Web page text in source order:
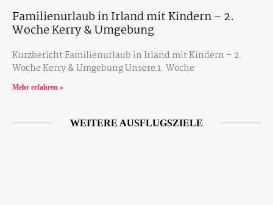
Familienurlaub in Irland mit Kindern – 2.
Woche Kerry & Umgebung
Kurzbericht Familienurlaub in Irland mit Kindern – 2.
Woche Kerry & Umgebung Unsere 1. Woche
Mehr erfahren »
WEITERE AUSFLUGSZIELE